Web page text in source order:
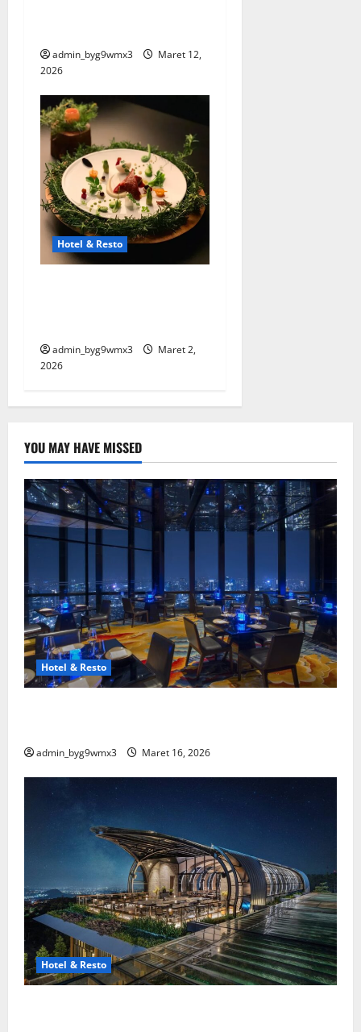
admin_byg9wmx3
Maret 12,
2026
Hotel & Resto
admin_byg9wmx3
Maret 2,
2026
YOU MAY HAVE MISSED
Hotel & Resto
admin_byg9wmx3 Maret 16, 2026
Hotel & Resto